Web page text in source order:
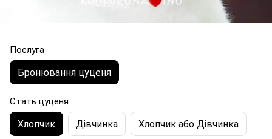
Послуга
Бронювання цуценя
Стать цуценя
Хлопчик Дівчинка Хлопчик або Дівчинка